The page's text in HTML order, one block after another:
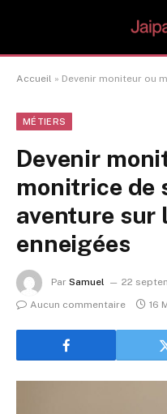
Accueil » Devenir moniteur ou
MÉTIERS
Devenir
monitrice de
aventure sur
enneigées
Par Samuel
22
Aucun commentaire
16